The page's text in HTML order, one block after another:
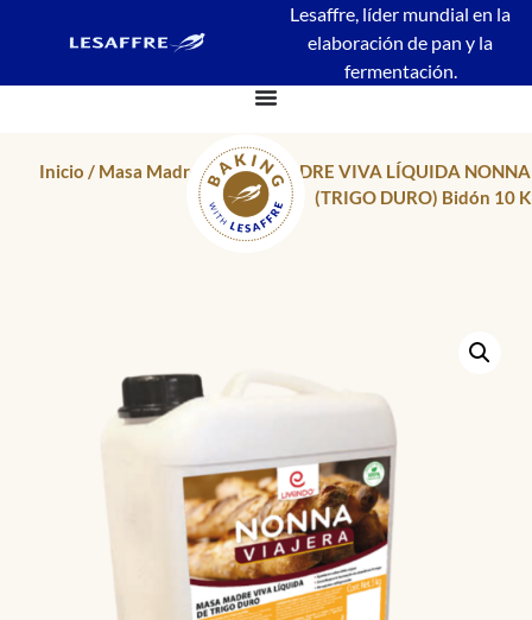
Lesaffre, líder mundial en la
elaboración de pan y la
fermentación.
Inicio / Masa Madre / MASA MADRE VIVA LÍQUIDA NONNA
(TRIGO DURO) Bidón 10 K